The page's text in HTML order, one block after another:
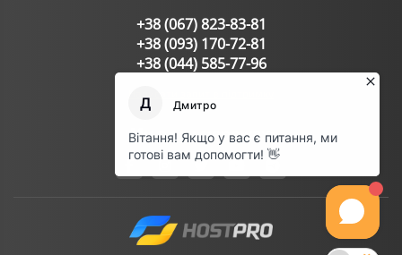
+38 (067) 823-83-81
+38 (093) 170-72-81
+38 (044) 585-77-96
Ми в соц.мережах: